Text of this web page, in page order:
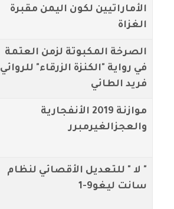
الأماراتيين لكون اليمن مقبرة
الغزاة
الصرخة المكبوتة لزمن العتمة
في رواية "الكنزة الزرقاء" للروائي
فريد الطائي
موازنة 2019 الأنفجارية
والعجزالغيرمبرر
" لا " للتعديل الأقصائي لنظام
سانت ليغو9-1